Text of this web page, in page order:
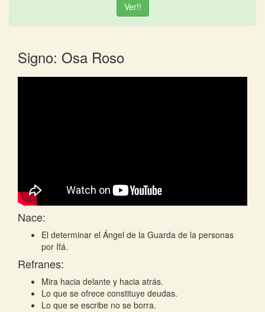
Ver!!
Signo: Osa Roso
Nace:
El determinar el Ángel de la Guarda de la personas
por Ifá.
Refranes:
Mira hacia delante y hacia atrás.
Lo que se ofrece constituye deudas.
Lo que se escribe no se borra.